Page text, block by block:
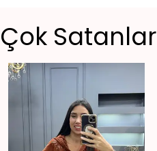
Çok Satanlar